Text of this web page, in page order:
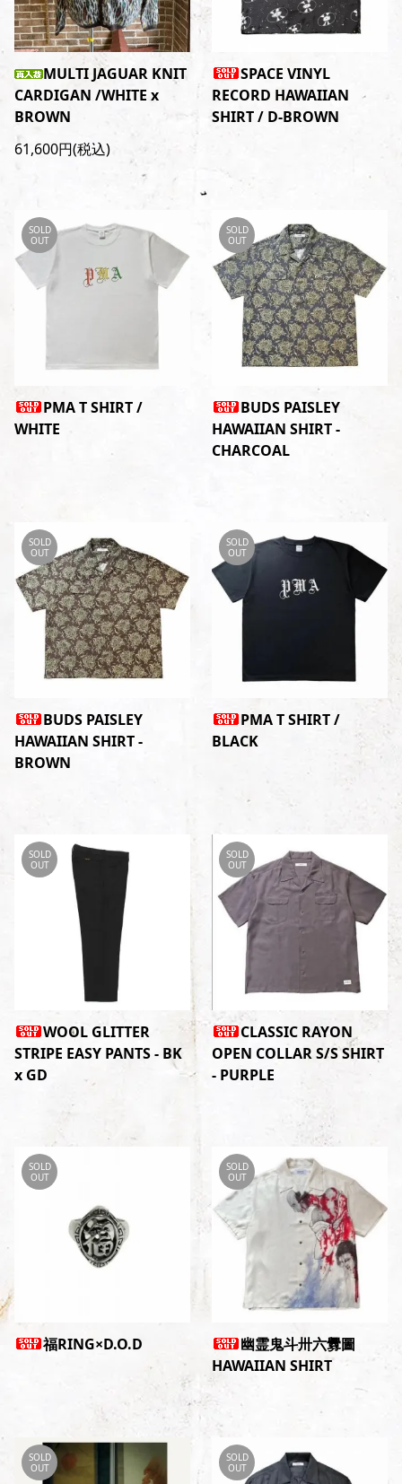
MULTI JAGUAR KNIT
CARDIGAN /WHITE x
BROWN
61,600円(税込)
SPACE VINYL
RECORD HAWAIIAN
SHIRT / D-BROWN
PMA T SHIRT /
WHITE
SOLD
OUT
BUDS PAISLEY
HAWAIIAN SHIRT -
CHARCOAL
SOLD
OUT
BUDS PAISLEY
HAWAIIAN SHIRT -
BROWN
SOLD
OUT
PMA T SHIRT /
BLACK
SOLD
OUT
WOOL GLITTER
STRIPE EASY PANTS - BK
x GD
SOLD
OUT
CLASSIC RAYON
OPEN COLLAR S/S SHIRT
- PURPLE
SOLD
OUT
福RING×D.O.D
SOLD
OUT
幽霊鬼斗卅六釁圖
HAWAIIAN SHIRT
SOLD
OUT
SOLD
OUT
SOLD
OUT